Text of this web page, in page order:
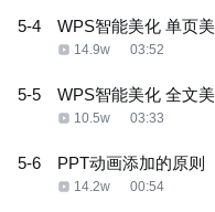
5-4 WPS智能美化 单页
14.9w 03:52
5-5 WPS智能美化 全文
10.5w 03:33
5-6 PPT动画添加的原则
14.2w 00:54